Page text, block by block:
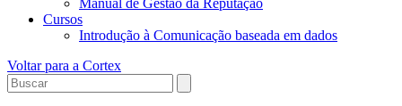
Manual de Gestão da Reputação
Cursos
Introdução à Comunicação baseada em dados
Voltar para a Cortex